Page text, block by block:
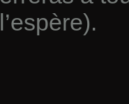
l’espère).